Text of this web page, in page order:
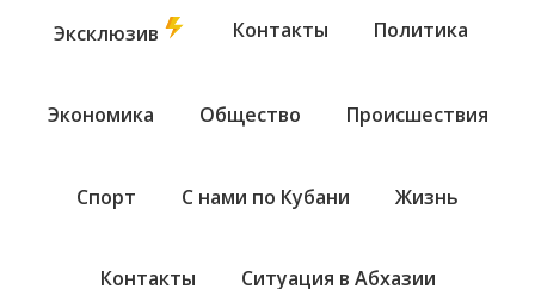
Эксклюзив Контакты Политика
Экономика Общество Происшествия
Спорт С нами по Кубани Жизнь
Контакты Ситуация в Абхазии